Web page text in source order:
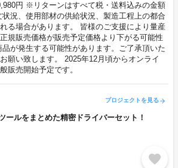
円 ※リターンはすべて税・送料込みの金額
況、使用部材の供給状況、製造工程上の都合
る場合があります。 皆様のご支援により量産
規販売価格が販売予定価格より下がる可能性
が発生する可能性があります。ご了承頂いた
願い致します。 2025年12月頃からオンライ
販売開始予定です。
プロジェクトを見る arrow_forward
ールをまとめた精密ドライバーセット！
favorite